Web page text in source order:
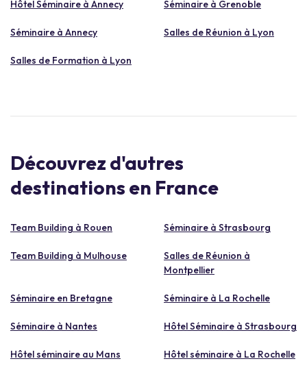
Hôtel Séminaire à Annecy Séminaire à Grenoble
Séminaire à Annecy Salles de Réunion à Lyon
Salles de Formation à Lyon
Découvrez d'autres
destinations en France
Team Building à Rouen Séminaire à Strasbourg
Team Building à Mulhouse
Salles de Réunion à
Montpellier
Séminaire en Bretagne Séminaire à La Rochelle
Séminaire à Nantes Hôtel Séminaire à Strasbourg
Hôtel séminaire au Mans Hôtel séminaire à La Rochelle